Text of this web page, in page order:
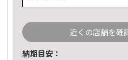
近くの店舗を確
納期目安：